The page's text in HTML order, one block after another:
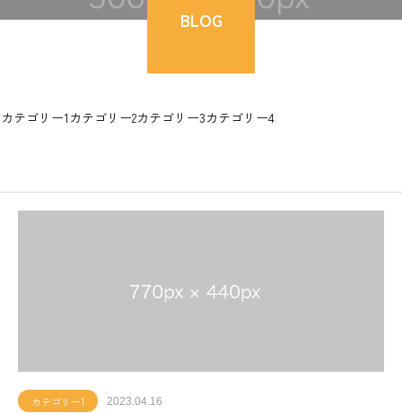
BLOG
カテゴリー1 カテゴリー2カテゴリー3カテゴリー4
カテゴリー1 2023.04.16